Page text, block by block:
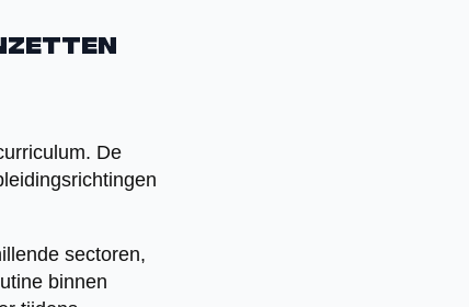
De
sectoren,
binnen